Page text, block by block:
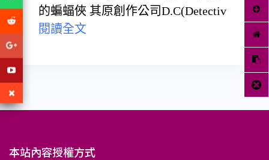
的蝙蝠俠 其原創作公司D.C(Detectiv
閱讀全文
本站內容授權方式